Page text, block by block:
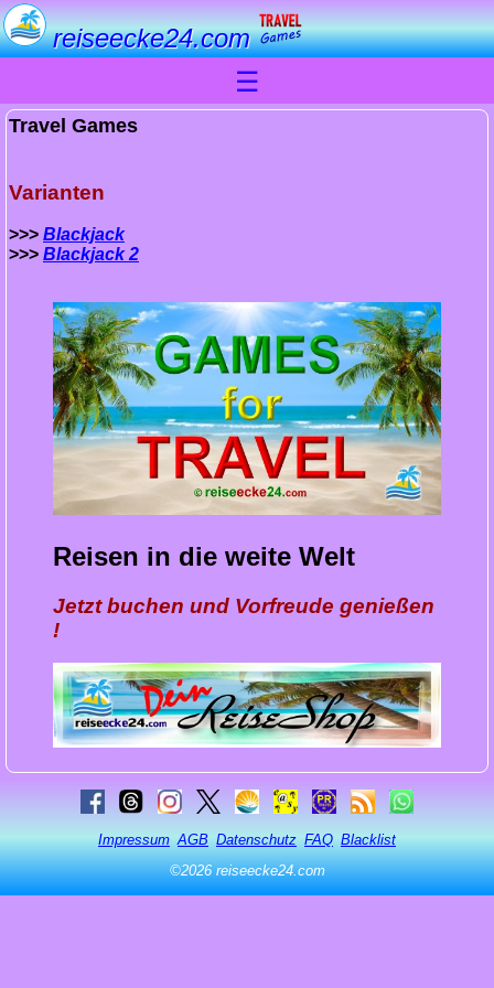
reiseecke24.com
☰
Travel Games
Varianten
>>> Blackjack
>>> Blackjack 2
Reisen in die weite Welt
Jetzt buchen und Vorfreude genießen
!
Impressum AGB Datenschutz FAQ Blacklist